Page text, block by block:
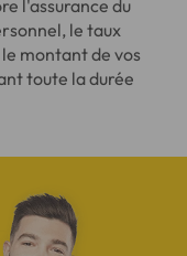
l'assurance du
le taux
montant de vos
toute la durée